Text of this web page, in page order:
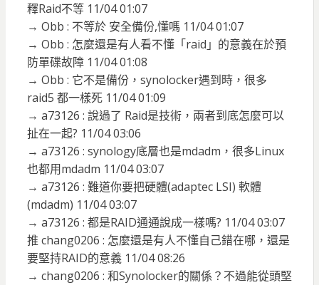
釋Raid不等 11/04 01:07
→ Obb : 不等於 安全備份,懂嗎 11/04 01:07
→ Obb : 怎麼還是有人看不懂「raid」的意義在於預
防單碟故障 11/04 01:08
→ Obb : 它不是備份，synolocker遇到時，很多
raid5 都一樣死 11/04 01:09
→ a73126 : 說過了 Raid是技術，兩者到底怎麼可以
扯在一起? 11/04 03:06
→ a73126 : synology底層也是mdadm，很多Linux
也都用mdadm 11/04 03:07
→ a73126 : 難道你要把硬體(adaptec LSI) 軟體
(mdadm) 11/04 03:07
→ a73126 : 都是RAID通通說成一樣嗎? 11/04 03:07
推 chang0206 : 怎麼還是有人不懂自己錯在哪，還是
要堅持RAID的意義 11/04 08:26
→ chang0206 : 和Synolocker的關係？不過能從頭堅